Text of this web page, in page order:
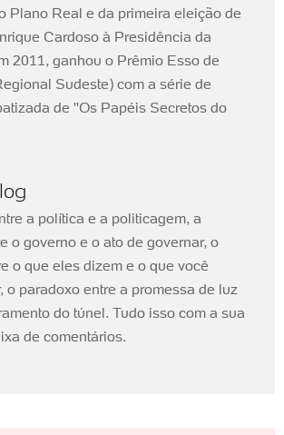
Plano Real e da primeira eleição de
Cardoso à Presidência da
2011, ganhou o Prêmio Esso de
Sudeste) com a série de
de ''Os Papéis Secretos do
a política e a politicagem, a
o governo e o ato de governar, o
o que eles dizem e o que você
o paradoxo entre a promessa de luz
do túnel. Tudo isso com a sua
de comentários.